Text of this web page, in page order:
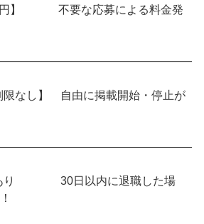
円】 不要な応募による料金発
なし】 自由に掲載開始・停止が
あり 30日以内に退職した場